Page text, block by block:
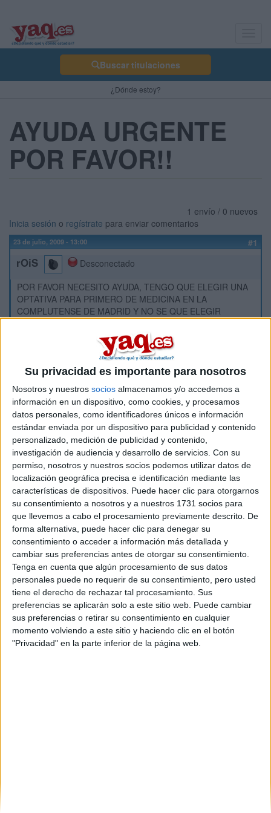
Su privacidad es importante para nosotros
Nosotros y nuestros socios almacenamos y/o accedemos a
información en un dispositivo, como cookies, y procesamos
datos personales, como identificadores únicos e información
estándar enviada por un dispositivo para publicidad y contenido
personalizado, medición de publicidad y contenido,
investigación de audiencia y desarrollo de servicios. Con su
permiso, nosotros y nuestros socios podemos utilizar datos de
localización geográfica precisa e identificación mediante las
características de dispositivos. Puede hacer clic para otorgarnos
su consentimiento a nosotros y a nuestros 1731 socios para
que llevemos a cabo el procesamiento previamente descrito. De
forma alternativa, puede hacer clic para denegar su
consentimiento o acceder a información más detallada y
cambiar sus preferencias antes de otorgar su consentimiento.
Tenga en cuenta que algún procesamiento de sus datos
personales puede no requerir de su consentimiento, pero usted
tiene el derecho de rechazar tal procesamiento. Sus
preferencias se aplicarán solo a este sitio web. Puede cambiar
sus preferencias o retirar su consentimiento en cualquier
momento volviendo a este sitio y haciendo clic en el botón
"Privacidad" en la parte inferior de la página web.
Buscar titulaciones
¿Dónde estoy?
AYUDA URGENTE
POR FAVOR!!
1 envío / 0 nuevos
Inicia sesión o regístrate para enviar comentarios
23 de julio, 2009 - 13:00 #1
rOiS
Desconectado
POR FAVOR NECESITO AYUDA, TENGO QUE ELEGIR UNA
OPTATIVA PARA PRIMERO DE MEDICINA EN LA
COMPLUTENSE DE MADRID Y NO SE QUE ELEGIR
LOS CONTENIDOS DE CADA UNA, Y COMO TIENEN
NOMBRES MUY RAROS, NO SÉ DE QUE VAN!!! POR FAVOR
SI ALGUIEN SABE ALGO ACERCA DE:
1.- NEUROQUIMICA HUMANA
2.- CULTIVO DE CELULAS ANIMALES Y HUMANAS
3.- NEUROBIOLOGIA SENSORIAL
4.- BIOQUIMICA CLINICA
QUE ME LO CUENTE O QUE ALGUIEN ME DIGA DONDE
PUEDO VER EN QUE CONSISTEN PORQUE NO
ESNCUENTRO NADA POR INTERNET!! SI ALGUIEN SABE
ACONSEJARME, SE LO AGRADECERIA
PROFUNDAMENTE!!
GRACIAS!!
Inicio
Etiquetas: La universidad - un mundo